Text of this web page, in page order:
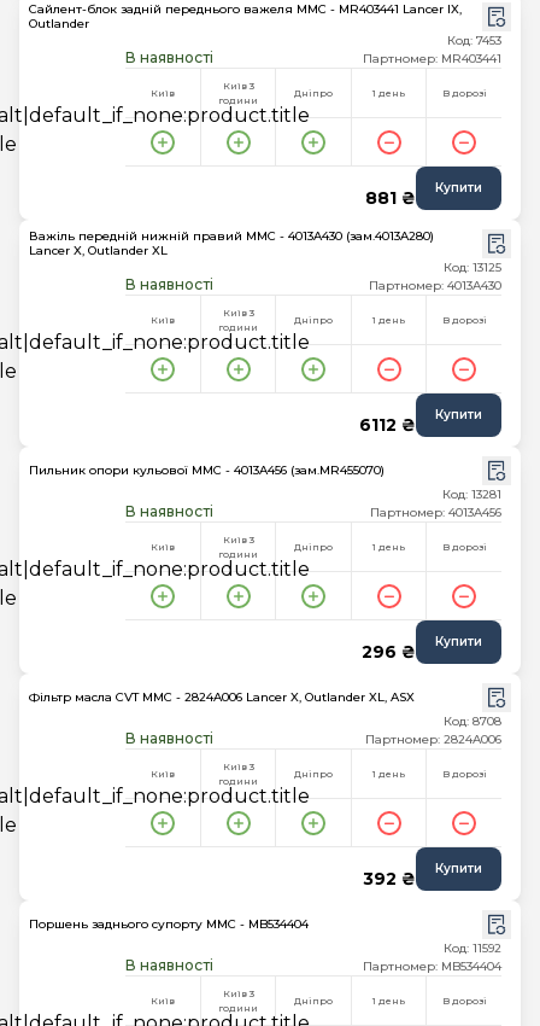
Сайлент-блок задній переднього важеля MMC - MR403441 Lancer IX,
Outlander
В наявності
Код: 7453
Партномер: MR403441
Київ
Київ 3
години
Дніпро 1 день В дорозі
881 ₴ Купити
Важіль передній нижній правий MMC - 4013A430 (зам.4013A280)
Lancer X, Outlander XL
В наявності
Код: 13125
Партномер: 4013A430
Київ
Київ 3
години
Дніпро 1 день В дорозі
6112 ₴ Купити
Пильник опори кульової MMC - 4013A456 (зам.MR455070)
В наявності
Код: 13281
Партномер: 4013A456
Київ
Київ 3
години
Дніпро 1 день В дорозі
296 ₴ Купити
Фільтр масла CVT MMC - 2824A006 Lancer X, Outlander XL, ASX
В наявності
Код: 8708
Партномер: 2824A006
Київ
Київ 3
години
Дніпро 1 день В дорозі
392 ₴ Купити
Поршень заднього супорту MMC - MB534404
В наявності
Код: 11592
Партномер: MB534404
Київ
Київ 3
години
Дніпро 1 день В дорозі